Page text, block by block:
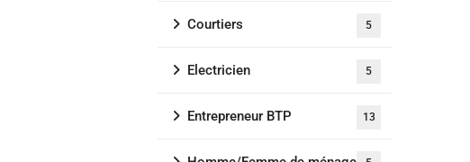
Courtiers 5
Electricien 5
Entrepreneur BTP 13